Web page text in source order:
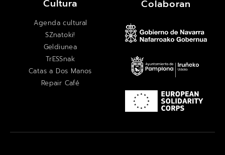
Cultura
Agenda cultural
SZnatoki!
Geldiunea
TrESSnak
Catas a Dos Manos
Repair Café
Colaboran